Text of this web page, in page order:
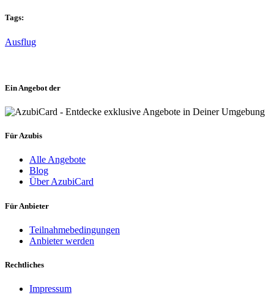
Tags:
Ausflug
Ein Angebot der
Für Azubis
Alle Angebote
Blog
Über AzubiCard
Für Anbieter
Teilnahmebedingungen
Anbieter werden
Rechtliches
Impressum